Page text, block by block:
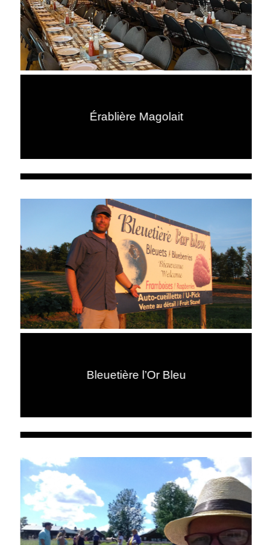
Érablière Magolait
Bleuetière l’Or Bleu